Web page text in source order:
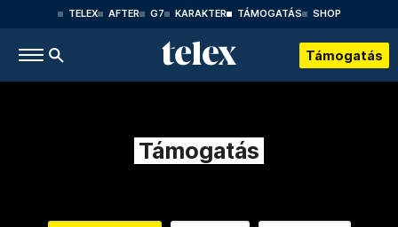
TELEX AFTER G7 KARAKTER TÁMOGATÁS SHOP
Támogatás
Támogatás